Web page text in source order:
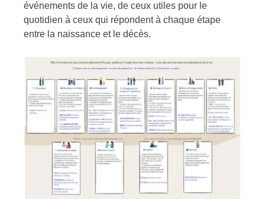
événements de la vie, de ceux utiles pour le
quotidien à ceux qui répondent à chaque étape
entre la naissance et le décès.